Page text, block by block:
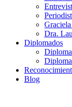
Dra.
Diplomados
Blog